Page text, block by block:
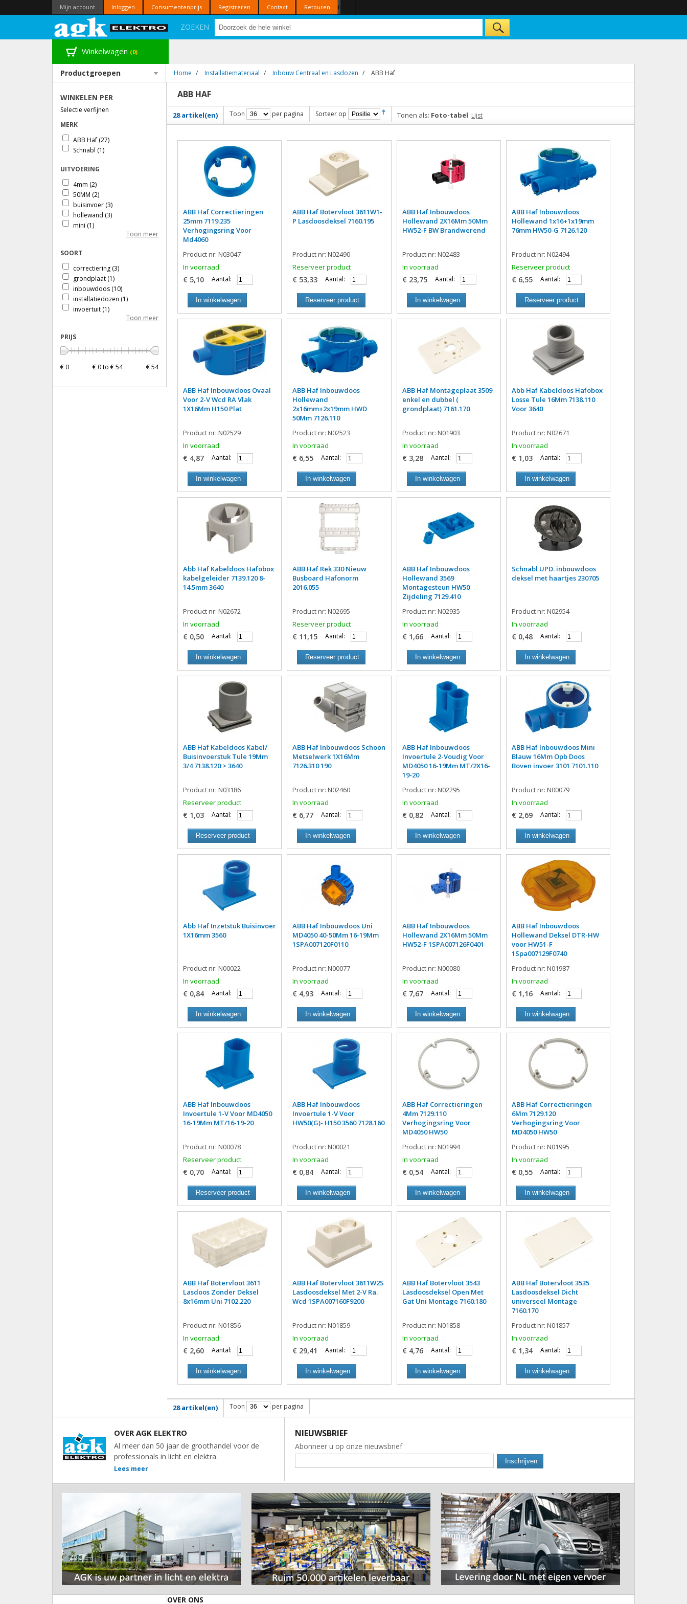
Mijn account Inloggen Consumentenprijs Registreren Contact Retouren r
ZOEKEN
Winkelwagen (0)
Productgroepen Home / Installatiemateriaal / Inbouw Centraal en Lasdozen / ABB Haf
ABB HAF
28 artikel(en) Toon per pagina Sorteer op Tonen als: Foto-tabel Lijst
ABB Haf Correctieringen
25mm 7119.235
Verhogingsring Voor
Md4060
Product nr: N03047
In voorraad
€ 5,10 Aantal:
In winkelwagen
ABB Haf Botervloot 3611W1-
P Lasdoosdeksel 7160.195
Product nr: N02490
Reserveer product
€ 53,33 Aantal:
Reserveer product
ABB Haf Inbouwdoos
Hollewand 2X16Mm 50Mm
HW52-F BW Brandwerend
Product nr: N02483
In voorraad
€ 23,75 Aantal:
In winkelwagen
ABB Haf Inbouwdoos
Hollewand 1x16+1x19mm
76mm HW50-G 7126.120
Product nr: N02494
Reserveer product
€ 6,55 Aantal:
Reserveer product
ABB Haf Inbouwdoos Ovaal
Voor 2-V Wcd RA Vlak
1X16Mm H150 Plat
Product nr: N02529
In voorraad
€ 4,87 Aantal:
In winkelwagen
ABB Haf Inbouwdoos
Hollewand
2x16mm+2x19mm HWD
50Mm 7126.110
Product nr: N02523
In voorraad
€ 6,55 Aantal:
In winkelwagen
ABB Haf Montageplaat 3509
enkel en dubbel (
grondplaat) 7161.170
Product nr: N01903
In voorraad
€ 3,28 Aantal:
In winkelwagen
Abb Haf Kabeldoos Hafobox
Losse Tule 16Mm 7138.110
Voor 3640
Product nr: N02671
In voorraad
€ 1,03 Aantal:
In winkelwagen
Abb Haf Kabeldoos Hafobox
kabelgeleider 7139.120 8-
14.5mm 3640
Product nr: N02672
In voorraad
€ 0,50 Aantal:
In winkelwagen
ABB Haf Rek 330 Nieuw
Busboard Hafonorm
2016.055
Product nr: N02695
Reserveer product
€ 11,15 Aantal:
Reserveer product
ABB Haf Inbouwdoos
Hollewand 3569
Montagesteun HW50
Zijdeling 7129.410
Product nr: N02935
In voorraad
€ 1,66 Aantal:
In winkelwagen
Schnabl UPD. inbouwdoos
deksel met haartjes 230705
Product nr: N02954
In voorraad
€ 0,48 Aantal:
In winkelwagen
ABB Haf Kabeldoos Kabel/
Buisinvoerstuk Tule 19Mm
3/4 7138.120 > 3640
Product nr: N03186
Reserveer product
€ 1,03 Aantal:
Reserveer product
ABB Haf Inbouwdoos Schoon
Metselwerk 1X16Mm
7126.310 190
Product nr: N02460
In voorraad
€ 6,77 Aantal:
In winkelwagen
ABB Haf Inbouwdoos
Invoertule 2-Voudig Voor
MD4050 16-19Mm MT/2X16-
19-20
Product nr: N02295
In voorraad
€ 0,82 Aantal:
In winkelwagen
ABB Haf Inbouwdoos Mini
Blauw 16Mm Opb Doos
Boven invoer 3101 7101.110
Product nr: N00079
In voorraad
€ 2,69 Aantal:
In winkelwagen
Abb Haf Inzetstuk Buisinvoer
1X16mm 3560
Product nr: N00022
In voorraad
€ 0,84 Aantal:
In winkelwagen
ABB Haf Inbouwdoos Uni
MD4050 40-50Mm 16-19Mm
1SPA007120F0110
Product nr: N00077
In voorraad
€ 4,93 Aantal:
In winkelwagen
ABB Haf Inbouwdoos
Hollewand 2X16Mm 50Mm
HW52-F 1SPA007126F0401
Product nr: N00080
In voorraad
€ 7,67 Aantal:
In winkelwagen
ABB Haf Inbouwdoos
Hollewand Deksel DTR-HW
voor HW51-F
1Spa007129F0740
Product nr: N01987
In voorraad
€ 1,16 Aantal:
In winkelwagen
ABB Haf Inbouwdoos
Invoertule 1-V Voor MD4050
16-19Mm MT/16-19-20
Product nr: N00078
Reserveer product
€ 0,70 Aantal:
Reserveer product
ABB Haf Inbouwdoos
Invoertule 1-V Voor
HW50(G)- H150 3560 7128.160
Product nr: N00021
In voorraad
€ 0,84 Aantal:
In winkelwagen
ABB Haf Correctieringen
4Mm 7129.110
Verhogingsring Voor
MD4050 HW50
Product nr: N01994
In voorraad
€ 0,54 Aantal:
In winkelwagen
ABB Haf Correctieringen
6Mm 7129.120
Verhogingsring Voor
MD4050 HW50
Product nr: N01995
In voorraad
€ 0,55 Aantal:
In winkelwagen
ABB Haf Botervloot 3611
Lasdoos Zonder Deksel
8x16mm Uni 7102.220
Product nr: N01856
In voorraad
€ 2,60 Aantal:
In winkelwagen
ABB Haf Botervloot 3611W2S
Lasdoosdeksel Met 2-V Ra.
Wcd 1SPA007160F9200
Product nr: N01859
In voorraad
€ 29,41 Aantal:
In winkelwagen
ABB Haf Botervloot 3543
Lasdoosdeksel Open Met
Gat Uni Montage 7160.180
Product nr: N01858
In voorraad
€ 4,76 Aantal:
In winkelwagen
ABB Haf Botervloot 3535
Lasdoosdeksel Dicht
universeel Montage
7160.170
Product nr: N01857
In voorraad
€ 1,34 Aantal:
In winkelwagen
28 artikel(en) Toon per pagina
WINKELEN PER
Selectie verfijnen
MERK
ABB Haf (27)
Schnabl (1)
UITVOERING
4mm (2)
50MM (2)
buisinvoer (3)
hollewand (3)
mini (1)
wandcontactdoos
Wand(1)
Montagedozen
Botervloot(4)
Toon meer
SOORT
correctiering (3)
grondplaat (1)
inbouwdoos (10)
installatiedozen (1)
invoertuit (1)
lasdoosdeksel
tule(1)
Toon meer
PRIJS
€ 0 € 54
€ 0 to € 54
OVER AGK ELEKTRO
Al meer dan 50 jaar de groothandel voor de
professionals in licht en elektra.
Lees meer
NIEUWSBRIEF
Abonneer u op onze nieuwsbrief
Inschrijven
OVER ONS